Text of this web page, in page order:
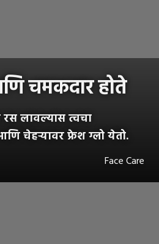
चमकदार होते
लावल्यास त्वचा
चेहऱ्यावर फ्रेश ग्लो येतो.
Face Care